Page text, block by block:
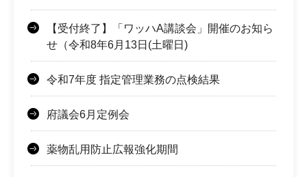
【受付終了】「ワッハA講談会」開催のお知ら
せ（令和8年6月13日(土曜日)
令和7年度 指定管理業務の点検結果
府議会6月定例会
薬物乱用防止広報強化期間